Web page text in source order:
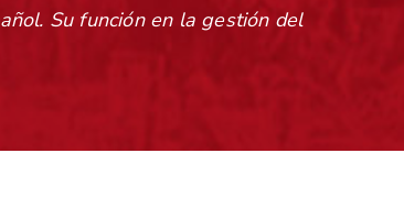
Su función en la gestión del